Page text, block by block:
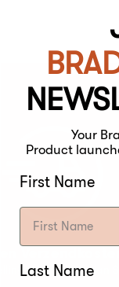
Verzendkosten
van meer dan $
Your
Product
First Name
Last Name